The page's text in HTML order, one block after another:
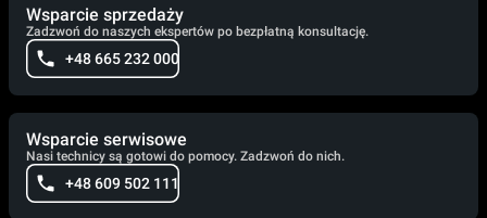
Wsparcie sprzedaży
Zadzwoń do naszych ekspertów po bezpłatną konsultację.
+48 665 232 000
Wsparcie serwisowe
Nasi technicy są gotowi do pomocy. Zadzwoń do nich.
+48 609 502 111